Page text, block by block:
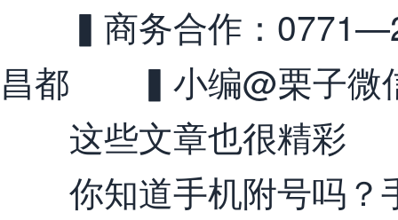
▍商务合作：
昌都 ▍小编@栗子微
这些文章也很精彩
你知道手机附号吗？手